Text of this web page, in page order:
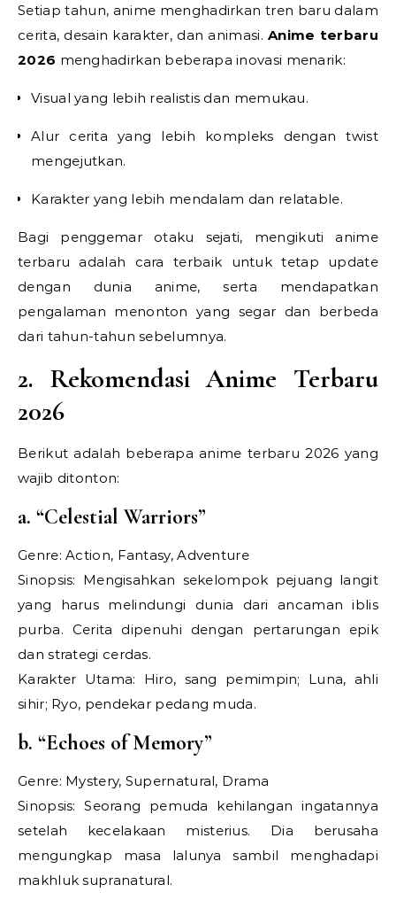
Setiap tahun, anime menghadirkan tren baru dalam
cerita, desain karakter, dan animasi.Anime terbaru
2026 menghadirkan beberapa inovasi menarik:
Visual yang lebih realistis dan memukau.
Alur cerita yang lebih kompleks dengan twist
mengejutkan.
Karakter yang lebih mendalam dan relatable.
Bagi penggemar otaku sejati, mengikuti anime
terbaru adalah cara terbaik untuk tetap update
dengan dunia anime, serta mendapatkan
pengalaman menonton yang segar dan berbeda
dari tahun-tahun sebelumnya.
2. Rekomendasi Anime Terbaru
2026
Berikut adalah beberapa anime terbaru 2026 yang
wajib ditonton:
a. “Celestial Warriors”
Genre: Action, Fantasy, Adventure
Sinopsis: Mengisahkan sekelompok pejuang langit
yang harus melindungi dunia dari ancaman iblis
purba. Cerita dipenuhi dengan pertarungan epik
dan strategi cerdas.
Karakter Utama: Hiro, sang pemimpin; Luna, ahli
sihir; Ryo, pendekar pedang muda.
b. “Echoes of Memory”
Genre: Mystery, Supernatural, Drama
Sinopsis: Seorang pemuda kehilangan ingatannya
setelah kecelakaan misterius. Dia berusaha
mengungkap masa lalunya sambil menghadapi
makhluk supranatural.